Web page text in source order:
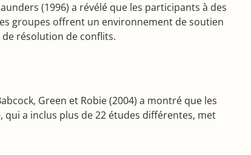
(1996) a révélé que les participants à des
groupes offrent un environnement de soutien
résolution de conflits.
Green et Robie (2004) a montré que les
a inclus plus de 22 études différentes, met